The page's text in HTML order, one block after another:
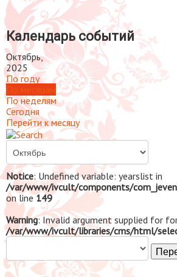
Календарь событий
Октябрь,
2025
По году
По неделям
Сегодня
Перейти к месяцу
Notice: Undefined variable: yearslist in
/var/www/ivcult/components/
on line149
Warning: Invalid argument supplied for
/var/www/ivcult/libraries/cms/html/